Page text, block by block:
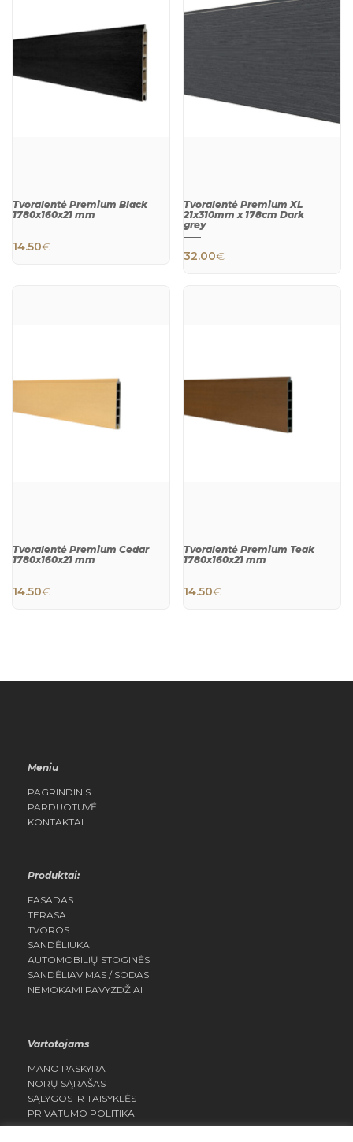
Tvoralentė Premium Black
1780x160x21 mm
14.50€
Tvoralentė Premium XL
21x310mm x 178cm Dark
grey
32.00€
Tvoralentė Premium Cedar
1780x160x21 mm
14.50€
Tvoralentė Premium Teak
1780x160x21 mm
14.50€
Meniu
PAGRINDINIS
PARDUOTUVĖ
KONTAKTAI
Produktai:
FASADAS
TERASA
TVOROS
SANDĖLIUKAI
AUTOMOBILIŲ STOGINĖS
SANDĖLIAVIMAS / SODAS
NEMOKAMI PAVYZDŽIAI
Vartotojams
MANO PASKYRA
NORŲ SĄRAŠAS
SĄLYGOS IR TAISYKLĖS
PRIVATUMO POLITIKA